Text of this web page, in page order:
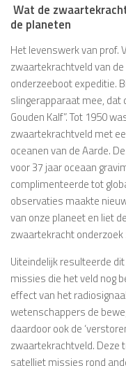
Wat de
de planeten
Het levenswerk van prof.
zwaartekrachtveld van
onderzeeboot expeditie.
slingerapparaat mee, dat
Gouden Kalf”. Tot 1950
zwaartekrachtveld met
oceanen van de Aarde.
voor 37 jaar oceaan
complimenteerde tot
observaties maakte
van onze planeet en liet
zwaartekracht onderzoek
Uiteindelijk resulteerde
missies die het veld nog
effect van het
wetenschappers de
daardoor ook de
zwaartekrachtveld. Deze
satelliet missies rond